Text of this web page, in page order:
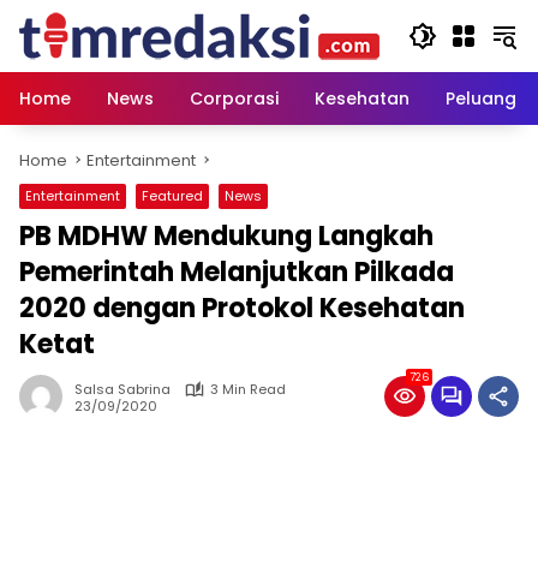
content
Home
News Corporasi Kesehatan Peluang
Home Entertainment
Entertainment Featured News
PB MDHW Mendukung Langkah
Pemerintah Melanjutkan Pilkada
2020 dengan Protokol Kesehatan
Ketat
Salsa Sabrina
3 Min Read
23/09/2020
726